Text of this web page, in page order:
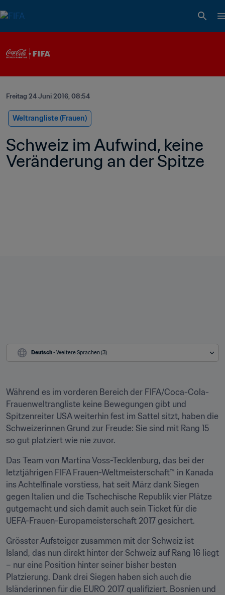
Freitag 24 Juni 2016, 08:54
Weltrangliste (Frauen)
Schweiz im Aufwind, keine
Veränderung an der Spitze
Deutsch - Weitere Sprachen (3)
Während es im vorderen Bereich der FIFA/Coca-Cola-
Frauenweltrangliste keine Bewegungen gibt und
Spitzenreiter USA weiterhin fest im Sattel sitzt, haben die
Schweizerinnen Grund zur Freude: Sie sind mit Rang 15
so gut platziert wie nie zuvor.
Das Team von Martina Voss-Tecklenburg, das bei der
letztjährigen FIFA Frauen-Welt­meisterschaft™ in Kanada
ins Achtelfinale vorstiess, hat seit März dank Siegen
gegen Italien und die Tschechische Republik vier Plätze
gutgemacht und sich damit auch sein Ticket für die
UEFA-Frauen-Europameisterschaft 2017 gesichert.
Grösster Aufsteiger zusammen mit der Schweiz ist
Island, das nun direkt hinter der Schweiz auf Rang 16 liegt
– nur eine Position hinter seiner bisher besten
Platzierung. Dank drei Siegen haben sich auch die
Isländerinnen für die EURO 2017 qualifiziert. Bosnien und